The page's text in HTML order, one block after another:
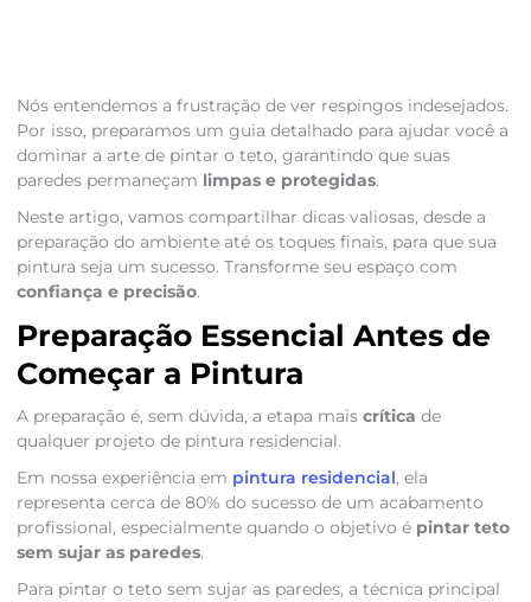
Nós entendemos a frustração de ver respingos indesejados.
Por isso, preparamos um guia detalhado para ajudar você a
dominar a arte de pintar o teto, garantindo que suas
paredes permaneçam limpas e protegidas.
Neste artigo, vamos compartilhar dicas valiosas, desde a
preparação do ambiente até os toques finais, para que sua
pintura seja um sucesso. Transforme seu espaço com
confiança e precisão.
Preparação Essencial Antes de
Começar a Pintura
A preparação é, sem dúvida, a etapa mais crítica de
qualquer projeto de pintura residencial.
Em nossa experiência em pintura residencial, ela
representa cerca de 80% do sucesso de um acabamento
profissional, especialmente quando o objetivo é pintar teto
sem sujar as paredes.
Para pintar o teto sem sujar as paredes, a técnica principal